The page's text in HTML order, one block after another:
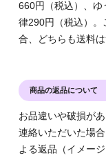
660円（税込）、ゆ
律290円（税込）
合、どちらも送料
商品の返品について
お品違いや破損が
連絡いただいた場
よる返品（イメー